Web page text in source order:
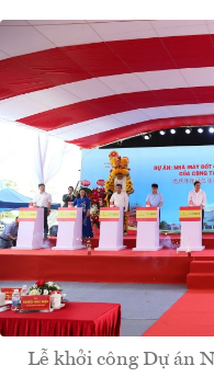
Lễ khởi công Dự án